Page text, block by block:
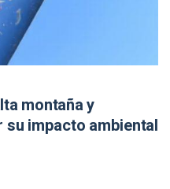
montaña y
impacto ambiental